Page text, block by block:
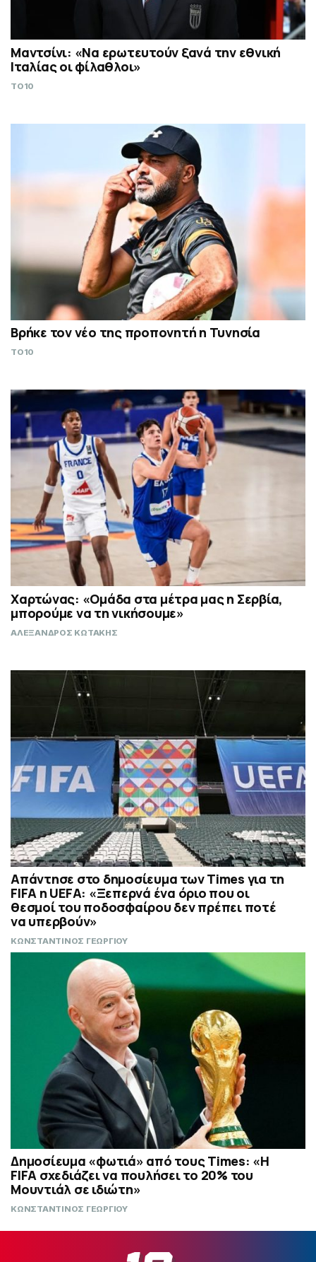
Μαντσίνι: «Να ερωτευτούν ξανά την εθνική
Ιταλίας οι φίλαθλοι»
TO10
Βρήκε τον νέο της προπονητή η Τυνησία
TO10
Χαρτώνας: «Ομάδα στα μέτρα μας η Σερβία,
μπορούμε να τη νικήσουμε»
ΑΛΕΞΑΝΔΡΟΣ ΚΩΤΑΚΗΣ
Απάντησε στο δημοσίευμα των Times για τη
FIFA η UEFA: «Ξεπερνά ένα όριο που οι
θεσμοί του ποδοσφαίρου δεν πρέπει ποτέ
να υπερβούν»
ΚΩΝΣΤΑΝΤΙΝΟΣ ΓΕΩΡΓΙΟΥ
Δημοσίευμα «φωτιά» από τους Times: «Η
FIFA σχεδιάζει να πουλήσει το 20% του
Μουντιάλ σε ιδιώτη»
ΚΩΝΣΤΑΝΤΙΝΟΣ ΓΕΩΡΓΙΟΥ